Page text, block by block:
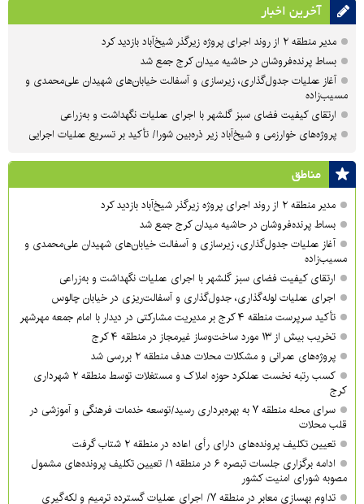
آخرین اخبار
مدیر منطقه ۲ از روند اجرای پروژه زیرگذر شیخ‌آباد بازدید کرد
بساط پرنده‌فروشان در حاشیه میدان کرج جمع شد
آغاز عملیات جدول‌گذاری، زیرسازی و آسفالت خیابان‌های شهیدان علی‌محمدی و
مسیب‌زاده
ارتقای کیفیت فضای سبز گلشهر با اجرای عملیات نگهداشت و به‌زراعی
پروژه‌های خوارزمی و شیخ‌آباد زیر ذره‌بین شورا/ تأکید بر تسریع عملیات اجرایی
مناطق
مدیر منطقه ۲ از روند اجرای پروژه زیرگذر شیخ‌آباد بازدید کرد
بساط پرنده‌فروشان در حاشیه میدان کرج جمع شد
آغاز عملیات جدول‌گذاری، زیرسازی و آسفالت خیابان‌های شهیدان علی‌محمدی و
مسیب‌زاده
ارتقای کیفیت فضای سبز گلشهر با اجرای عملیات نگهداشت و به‌زراعی
اجرای عملیات لوله‌گذاری، جدول‌گذاری و آسفالت‌ریزی در خیابان چالوس
تأکید سرپرست منطقه ۴ کرج بر مدیریت مشارکتی در دیدار با امام جمعه مهرشهر
تخریب بیش از ۱۳ مورد ساخت‌وساز غیرمجاز در منطقه ۴ کرج
پروژه‌های عمرانی و مشکلات محلات هدف منطقه ۲ بررسی شد
کسب رتبه نخست عملکرد حوزه املاک و مستغلات توسط منطقه ۲ شهرداری
کرج
سرای محله منطقه ۷ به بهره‌برداری رسید/توسعه خدمات فرهنگی و آموزشی در
قلب محلات
تعیین تکلیف پرونده‌های دارای رأی اعاده در منطقه ۲ شتاب گرفت
ادامه برگزاری جلسات تبصره ۶ در منطقه ۱/ تعیین تکلیف پرونده‌های مشمول
مصوبه شورای امنیت کشور
تداوم بهسازی معابر در منطقه ۷/ اجرای عملیات گسترده ترمیم و لکه‌گیری